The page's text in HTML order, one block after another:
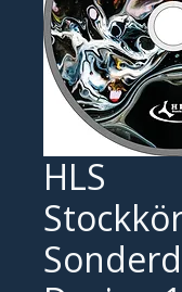
HLS